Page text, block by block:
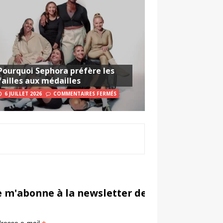
Sephora préfère les
aux médailles
6 JUILLET 2026 COMMENTAIRES FERMÉS
m'abonne à la newsletter de